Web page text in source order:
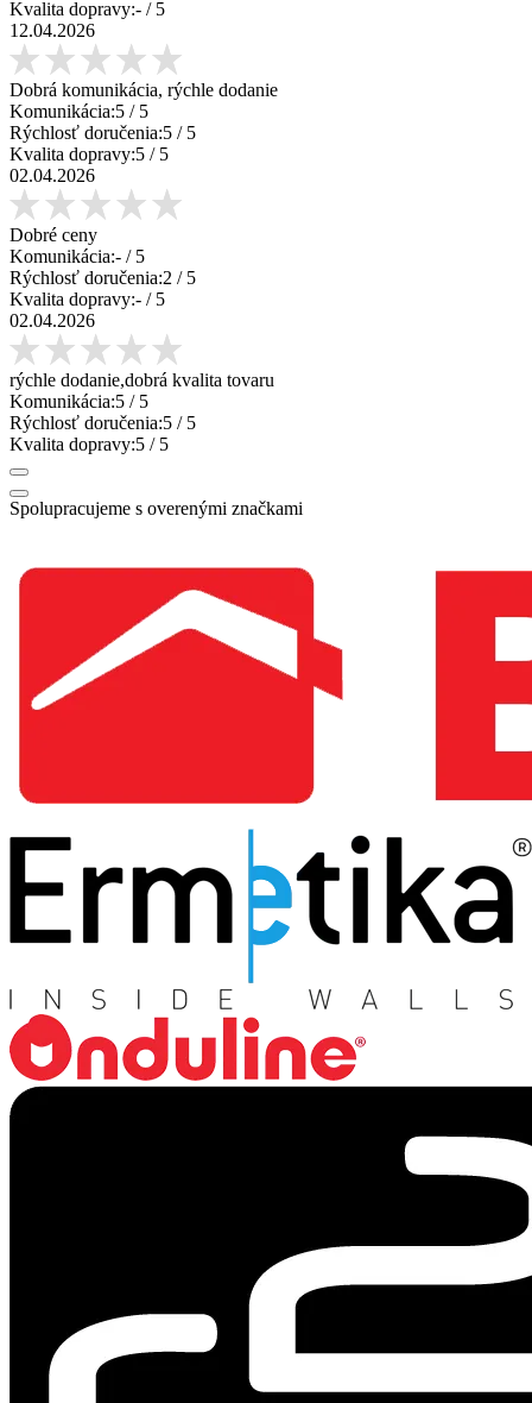
Kvalita dopravy:- / 5
12.04.2026
Dobrá komunikácia, rýchle dodanie
Komunikácia:5 / 5
Rýchlosť doručenia:5 / 5
Kvalita dopravy:5 / 5
02.04.2026
Dobré ceny
Komunikácia:- / 5
Rýchlosť doručenia:2 / 5
Kvalita dopravy:- / 5
02.04.2026
rýchle dodanie,dobrá kvalita tovaru
Komunikácia:5 / 5
Rýchlosť doručenia:5 / 5
Kvalita dopravy:5 / 5
Spolupracujeme s overenými značkami